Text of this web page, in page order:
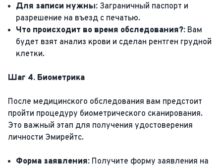
Для записи нужны: Заграничный паспорт и
разрешение на въезд с печатью.
Что происходит во время обследования?: Вам
будет взят анализ крови и сделан рентген грудной
клетки.
Шаг 4. Биометрика
После медицинского обследования вам предстоит
пройти процедуру биометрического сканирования.
Это важный этап для получения удостоверения
личности Эмирейтс.
Форма заявления: Получите форму заявления на